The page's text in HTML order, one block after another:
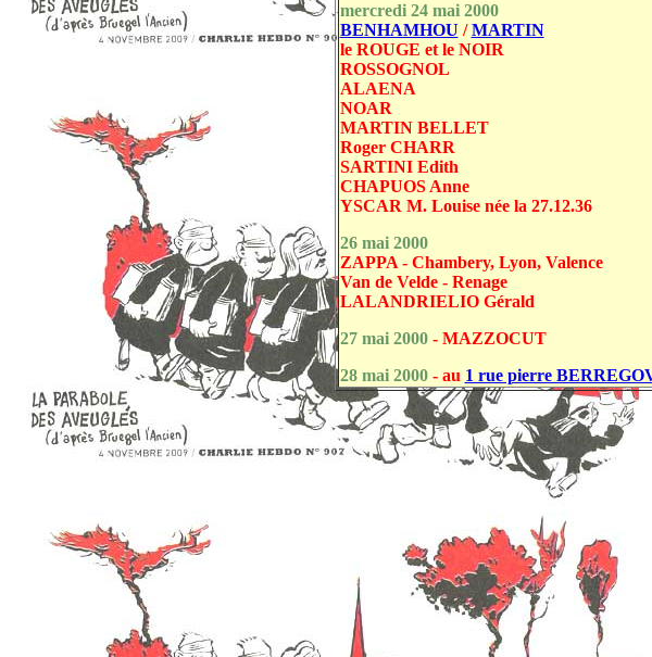
mercredi 24 mai 2000
BENHAMHOU /MARTIN
le ROUGE et le NOIR
ROSSOGNOL
ALAENA
NOAR
MARTIN BELLET
Roger CHARR
SARTINI Edith
CHAPUOS Anne
YSCAR M. Louise née la 27.12.36
26 mai 2000
ZAPPA - Chambery, Lyon, Valence
Van de Velde - Renage
LALANDRIELIO Gérald
27 mai 2000- MAZZOCUT
28 mai 2000- au 1 rue pierre